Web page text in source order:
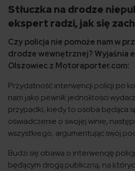
Stłuczka na drodze
ekspert radzi, jak się
Czy policja nie pomoże nam w
drodze wewnętrznej? Wyjaśnia
Olszowiec z Motoraporter.com:
Przydatność interwencji policji po
nam jako pewnik jednolitości
przypadki, kiedy to osoba będąca
oświadczenie o swojej winie,
wszystkiego, argumentując swój
Budzi się obawa o interwencję
będącym drogą publiczną, na